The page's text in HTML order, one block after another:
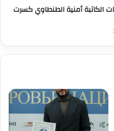
الكاتبة أمنية الطنطاوي كسرت